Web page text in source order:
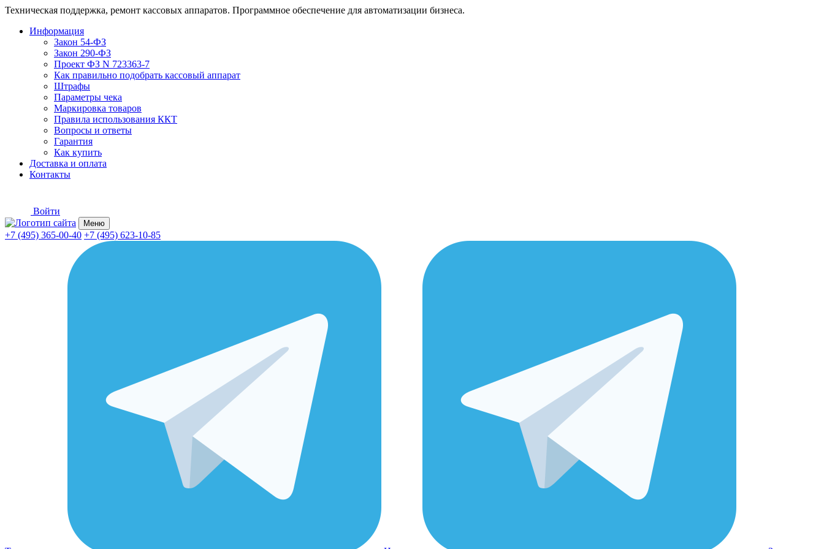
Техническая поддержка, ремонт кассовых аппаратов. Программное обеспечение для автоматизации бизнеса.
Информация
Закон 54-ФЗ
Закон 290-ФЗ
Проект ФЗ N 723363-7
Как правильно подобрать кассовый аппарат
Штрафы
Параметры чека
Маркировка товаров
Правила использования ККТ
Вопросы и ответы
Гарантия
Как купить
Доставка и оплата
Контакты
Войти
Меню
+7 (495) 365-00-40 +7 (495) 623-10-85